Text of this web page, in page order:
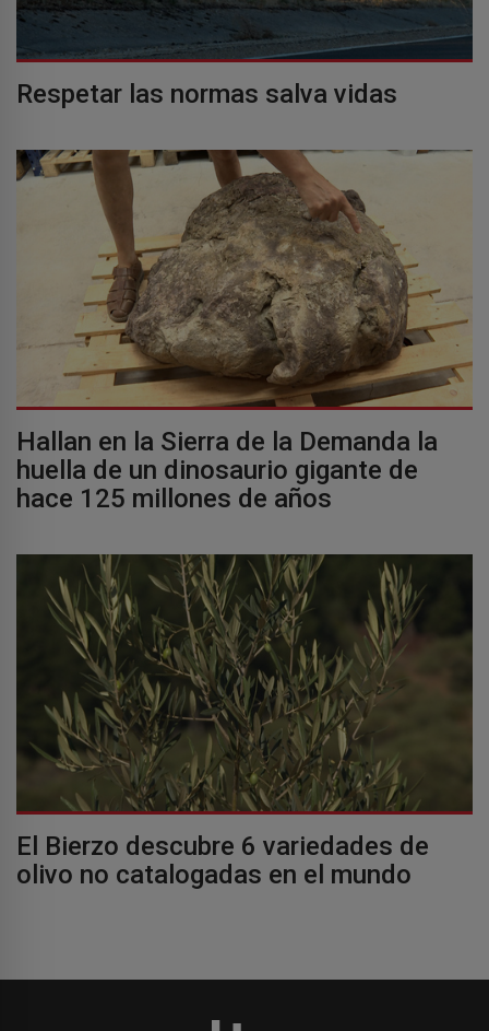
Respetar las normas salva vidas
Hallan en la Sierra de la Demanda la
huella de un dinosaurio gigante de
hace 125 millones de años
El Bierzo descubre 6 variedades de
olivo no catalogadas en el mundo